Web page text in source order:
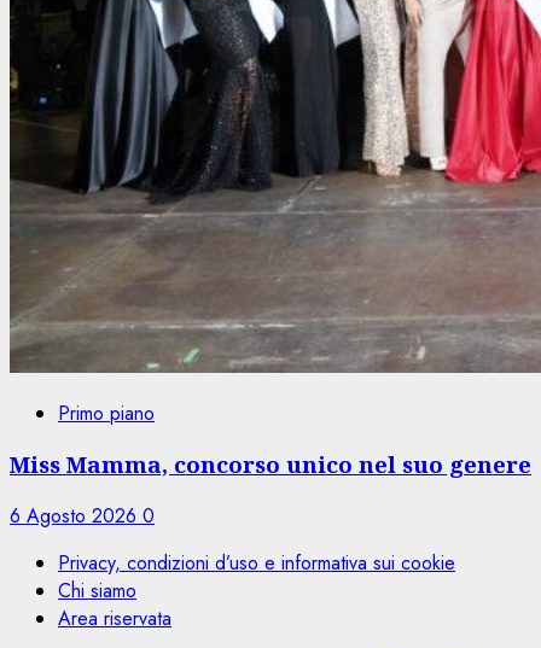
Primo piano
Miss Mamma, concorso unico nel suo genere
6 Agosto 2026 0
Privacy, condizioni d’uso e informativa sui cookie
Chi siamo
Area riservata